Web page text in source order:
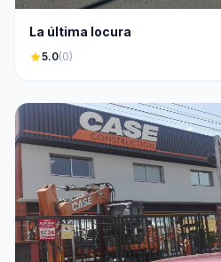
La última locura
star5.0(0)